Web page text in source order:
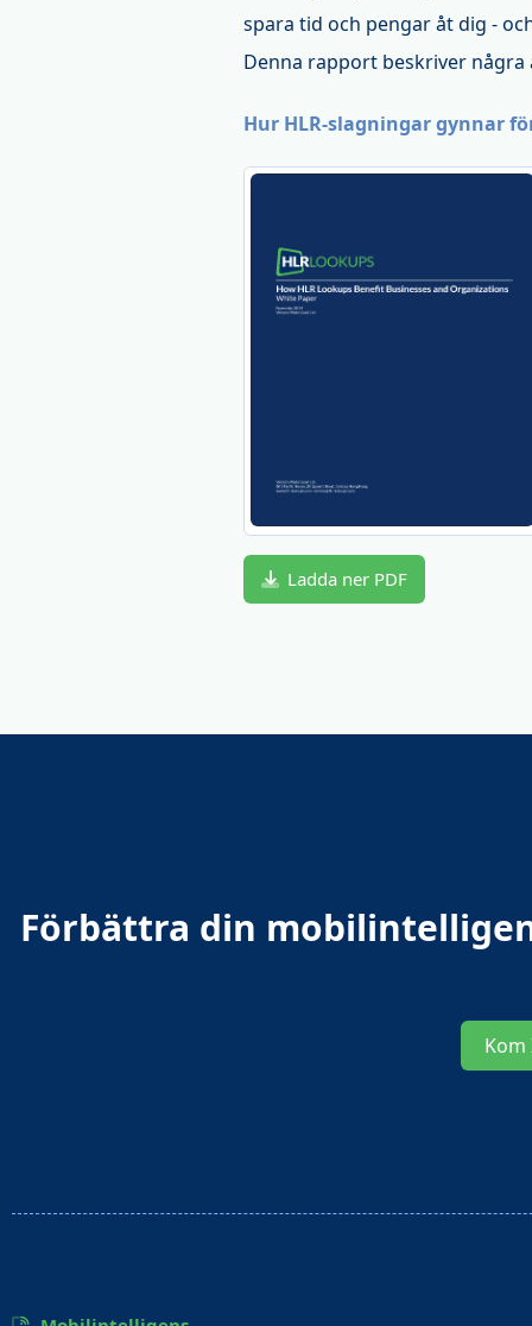
spara tid och pengar åt dig -
Denna rapport beskriver några
Hur HLR-slagningar gynnar
Ladda ner PDF
Förbättra din
Kom